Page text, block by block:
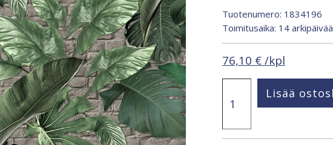
Tuotenumero: 1834196
Toimitusaika: 14 arkipäivää
76,10 € /kpl
lehtikuosinen
1834196
Lisää